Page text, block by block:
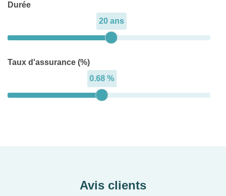
Durée
20 ans
Taux d'assurance (%)
0.68 %
Avis clients